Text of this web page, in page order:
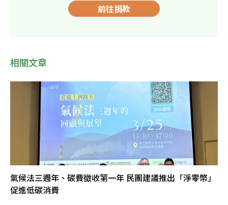
前往捐款
相關文章
氣候法三週年、碳費徵收第一年 民團建議推出「淨零幣」
促進低碳消費